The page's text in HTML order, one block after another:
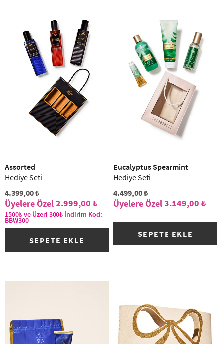
Assorted
Hediye Seti
4.399,00 ₺
2.999,00 ₺
1500₺ ve Üzeri 300₺ İndirim Kod:
BBW300
SEPETE EKLE
Eucalyptus Spearmint
Hediye Seti
4.499,00 ₺
3.149,00 ₺
SEPETE EKLE